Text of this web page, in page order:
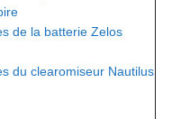
de la batterie Zelos
du clearomiseur Nautilus